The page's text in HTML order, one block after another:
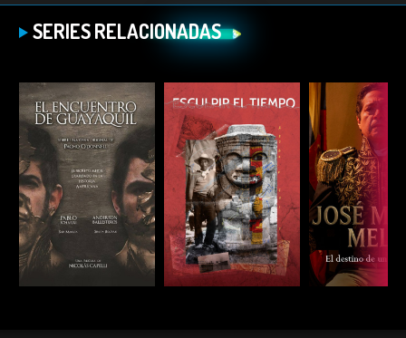
SERIES RELACIONADAS
ESCUCHAR ESCUCHAR